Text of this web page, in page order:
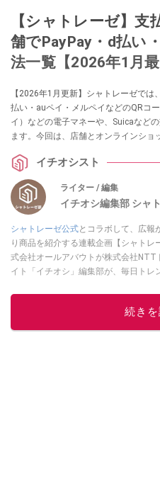
【シャトレーゼ】支
舗でPayPay・d払い
法一覧【2026年1月最
【2026年1月更新】シャトレーゼで
払い・auペイ・メルペイなどのQRコ
イ）などの電子マネーや、Suicaなど
ます。今回は、店舗とオンラインショ
ついても紹介します。
イチオシスト
ライター / 編集
イチオシ編集部 シャ
シャトレーゼ公式とコラボして、広報
り商品を紹介する連載企画【シャト
式会社オールアバウトが株式会社
イト「イチオシ」編集部が、毎日トレ
こ
続きを